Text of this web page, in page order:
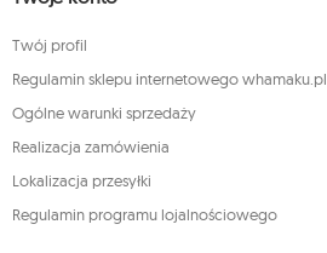
Twój profil
Regulamin sklepu internetowego whamaku.pl
Ogólne warunki sprzedaży
Realizacja zamówienia
Lokalizacja przesyłki
Regulamin programu lojalnościowego